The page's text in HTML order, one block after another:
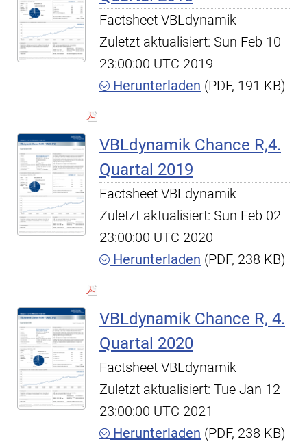
Factsheet VBLdynamik
Zuletzt aktualisiert: Sun Feb 10
23:00:00 UTC 2019
Herunterladen (PDF, 191 KB)
VBLdynamik Chance R,4.
Quartal 2019
Factsheet VBLdynamik
Zuletzt aktualisiert: Sun Feb 02
23:00:00 UTC 2020
Herunterladen (PDF, 238 KB)
VBLdynamik Chance R, 4.
Quartal 2020
Factsheet VBLdynamik
Zuletzt aktualisiert: Tue Jan 12
23:00:00 UTC 2021
Herunterladen (PDF, 238 KB)